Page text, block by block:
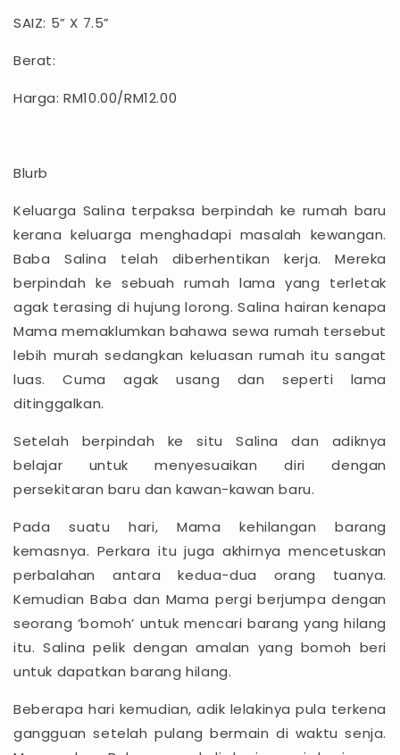
SAIZ: 5” X 7.5”
Berat:
Harga: RM10.00/RM12.00
Blurb
Keluarga Salina terpaksa berpindah ke rumah baru
kerana keluarga menghadapi masalah kewangan.
Baba Salina telah diberhentikan kerja. Mereka
berpindah ke sebuah rumah lama yang terletak
agak terasing di hujung lorong. Salina hairan kenapa
Mama memaklumkan bahawa sewa rumah tersebut
lebih murah sedangkan keluasan rumah itu sangat
luas. Cuma agak usang dan seperti lama
ditinggalkan.
Setelah berpindah ke situ Salina dan adiknya
belajar untuk menyesuaikan diri dengan
persekitaran baru dan kawan-kawan baru.
Pada suatu hari, Mama kehilangan barang
kemasnya. Perkara itu juga akhirnya mencetuskan
perbalahan antara kedua-dua orang tuanya.
Kemudian Baba dan Mama pergi berjumpa dengan
seorang ‘bomoh’ untuk mencari barang yang hilang
itu. Salina pelik dengan amalan yang bomoh beri
untuk dapatkan barang hilang.
Beberapa hari kemudian, adik lelakinya pula terkena
gangguan setelah pulang bermain di waktu senja.